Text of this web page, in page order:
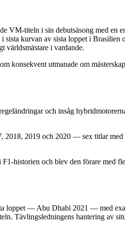
VM-titeln i sin debutsäsong med en
kurvan av sista loppet i Brasilien
världsmästare i vardande.
konsekvent utmanade om
och insåg
2018, 2019 och 2020 — sex titlar
historien och blev den förare med
loppet — Abu Dhabi 2021 — med
Tävlingsledningens hantering av